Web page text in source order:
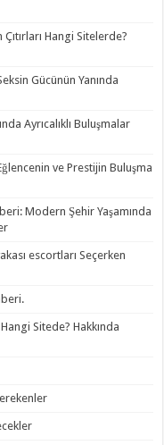
Hangi Sitelerde?
Gücünün Yanında
Ayrıcalıklı Buluşmalar
ve Prestijin Buluşma
Modern Şehir Yaşamında
escortları Seçerken
Sitede? Hakkında